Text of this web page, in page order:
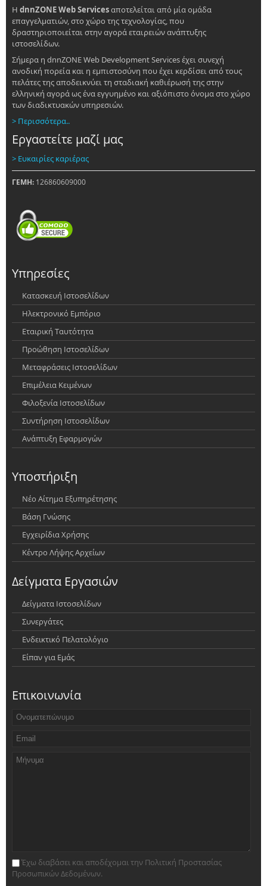
Η dnnZONE Web Servicesαποτελείται από μία ομάδα
επαγγελματιών, στο χώρο της τεχνολογίας, που
δραστηριοποιείται στην αγορά εταιρειών ανάπτυξης
ιστοσελίδων.
Σήμερα η dnnZONE Web Development Services έχει συνεχή
ανοδική πορεία και η εμπιστοσύνη που έχει κερδίσει από τους
πελάτες της αποδεικνύει τη σταδιακή καθιέρωσή της στην
ελληνική αγορά ως ένα εγγυημένο και αξιόπιστο όνομα στο χώρο
των διαδικτυακών υπηρεσιών.
> Περισσότερα..
Εργαστείτε μαζί μας
> Ευκαιρίες καριέρας
ΓΕΜΗ: 126860609000
Υπηρεσίες
Κατασκευή Ιστοσελίδων
Ηλεκτρονικό Εμπόριο
Εταιρική Ταυτότητα
Προώθηση Ιστοσελίδων
Μεταφράσεις Ιστοσελίδων
Επιμέλεια Κειμένων
Φιλοξενία Ιστοσελίδων
Συντήρηση Ιστοσελίδων
Ανάπτυξη Εφαρμογών
Υποστήριξη
Νέο Αίτημα Εξυπηρέτησης
Βάση Γνώσης
Εγχειρίδια Χρήσης
Κέντρο Λήψης Αρχείων
Δείγματα Εργασιών
Δείγματα Ιστοσελίδων
Συνεργάτες
Ενδεικτικό Πελατολόγιο
Είπαν για Εμάς
Επικοινωνία
Έχω διαβάσει και αποδέχομαι την Πολιτική Προστασίας
Προσωπικών Δεδομένων.